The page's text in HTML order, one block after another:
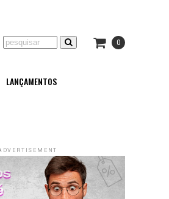
0
LANÇAMENTOS